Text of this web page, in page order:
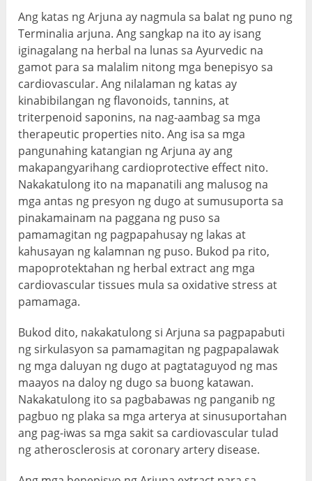
Ang katas ng Arjuna ay nagmula sa balat ng puno ng
Terminalia arjuna. Ang sangkap na ito ay isang
iginagalang na herbal na lunas sa Ayurvedic na
gamot para sa malalim nitong mga benepisyo sa
cardiovascular. Ang nilalaman ng katas ay
kinabibilangan ng flavonoids, tannins, at
triterpenoid saponins, na nag-aambag sa mga
therapeutic properties nito. Ang isa sa mga
pangunahing katangian ng Arjuna ay ang
makapangyarihang cardioprotective effect nito.
Nakakatulong ito na mapanatili ang malusog na
mga antas ng presyon ng dugo at sumusuporta sa
pinakamainam na paggana ng puso sa
pamamagitan ng pagpapahusay ng lakas at
kahusayan ng kalamnan ng puso. Bukod pa rito,
mapoprotektahan ng herbal extract ang mga
cardiovascular tissues mula sa oxidative stress at
pamamaga.
Bukod dito, nakakatulong si Arjuna sa pagpapabuti
ng sirkulasyon sa pamamagitan ng pagpapalawak
ng mga daluyan ng dugo at pagtataguyod ng mas
maayos na daloy ng dugo sa buong katawan.
Nakakatulong ito sa pagbabawas ng panganib ng
pagbuo ng plaka sa mga arterya at sinusuportahan
ang pag-iwas sa mga sakit sa cardiovascular tulad
ng atherosclerosis at coronary artery disease.